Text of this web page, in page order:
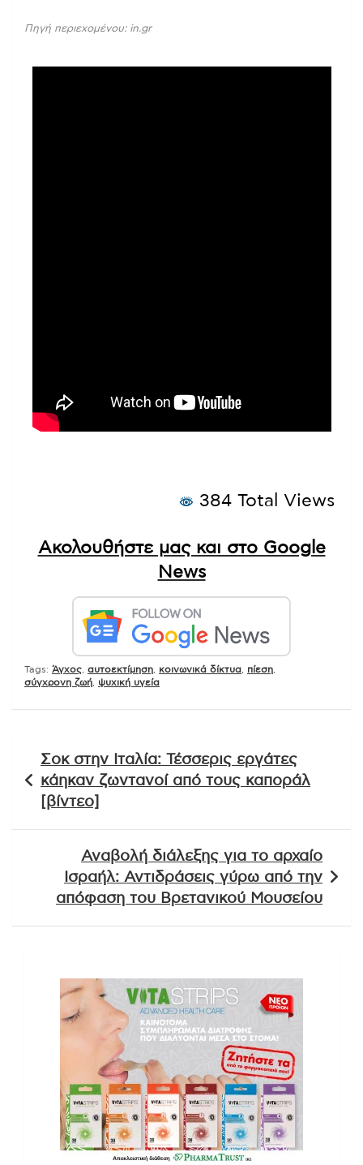
Πηγή περιεχομένου: in.gr
384 Total Views
Ακολουθήστε μας και στο Google
News
Tags: Άγχος αυτοεκτίμηση κοινωνικά δίκτυα πίεση
σύγχρονη ζωή
ψυχική υγεία
άρθρων
Σοκ στην Ιταλία: Τέσσερις εργάτες
κάηκαν ζωντανοί από τους καποράλ
[βίντεο]
Αναβολή διάλεξης για το αρχαίο
Ισραήλ: Αντιδράσεις γύρω από την
απόφαση του Βρετανικού Μουσείου